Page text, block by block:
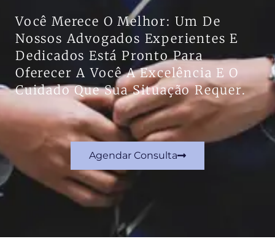
Você Merece O Melhor: Um De
Nossos Advogados Experientes E
Dedicados Está Pronto Para
Oferecer A Você A Excelência E O
Cuidado Que Sua Situação Requer.
Agendar Consulta